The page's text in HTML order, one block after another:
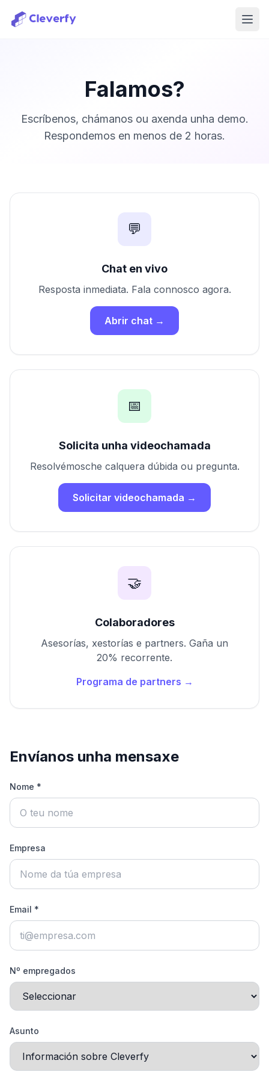
Próbao gratis
Falamos?
Escríbenos, chámanos ou axenda unha demo.
Respondemos en menos de 2 horas.
💬
Chat en vivo
Resposta inmediata. Fala connosco agora.
Abrir chat →
📅
Solicita unha videochamada
Resolvémosche calquera dúbida ou pregunta.
Solicitar videochamada →
🤝
Colaboradores
Asesorías, xestorías e partners. Gaña un
20% recorrente.
Programa de partners →
Envíanos unha mensaxe
Nome *
Empresa
Email *
Nº empregados
Asunto